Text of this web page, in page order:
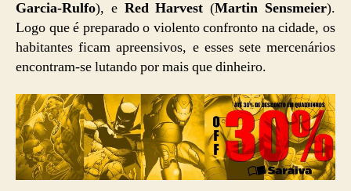
Garcia-Rulfo), e Red Harvest (Martin Sensmeier).
Logo que é preparado o violento confronto na cidade, os
habitantes ficam apreensivos, e esses sete mercenários
encontram-se lutando por mais que dinheiro.